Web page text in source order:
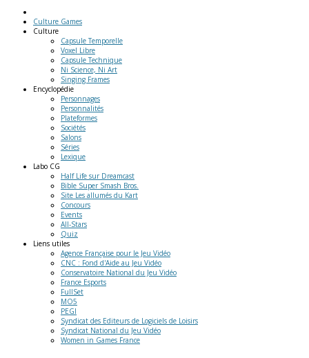
Culture Games
Culture
Capsule Temporelle
Voxel Libre
Capsule Technique
Ni Science, Ni Art
Singing Frames
Encyclopédie
Personnages
Personnalités
Plateformes
Sociétés
Salons
Séries
Lexique
Labo CG
Half Life sur Dreamcast
Bible Super Smash Bros.
Site Les allumés du Kart
Concours
Events
All-Stars
Quiz
Liens utiles
Agence Française pour le Jeu Vidéo
CNC : Fond d'Aide au Jeu Vidéo
Conservatoire National du Jeu Vidéo
France Esports
FullSet
MO5
PEGI
Syndicat des Editeurs de Logiciels de Loisirs
Syndicat National du Jeu Vidéo
Women in Games France